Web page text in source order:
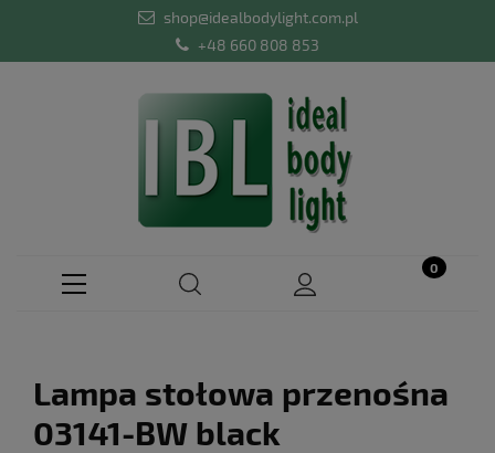
shop@idealbodylight.com.pl
+48 660 808 853
Lampa stołowa przenośna
03141-BW black